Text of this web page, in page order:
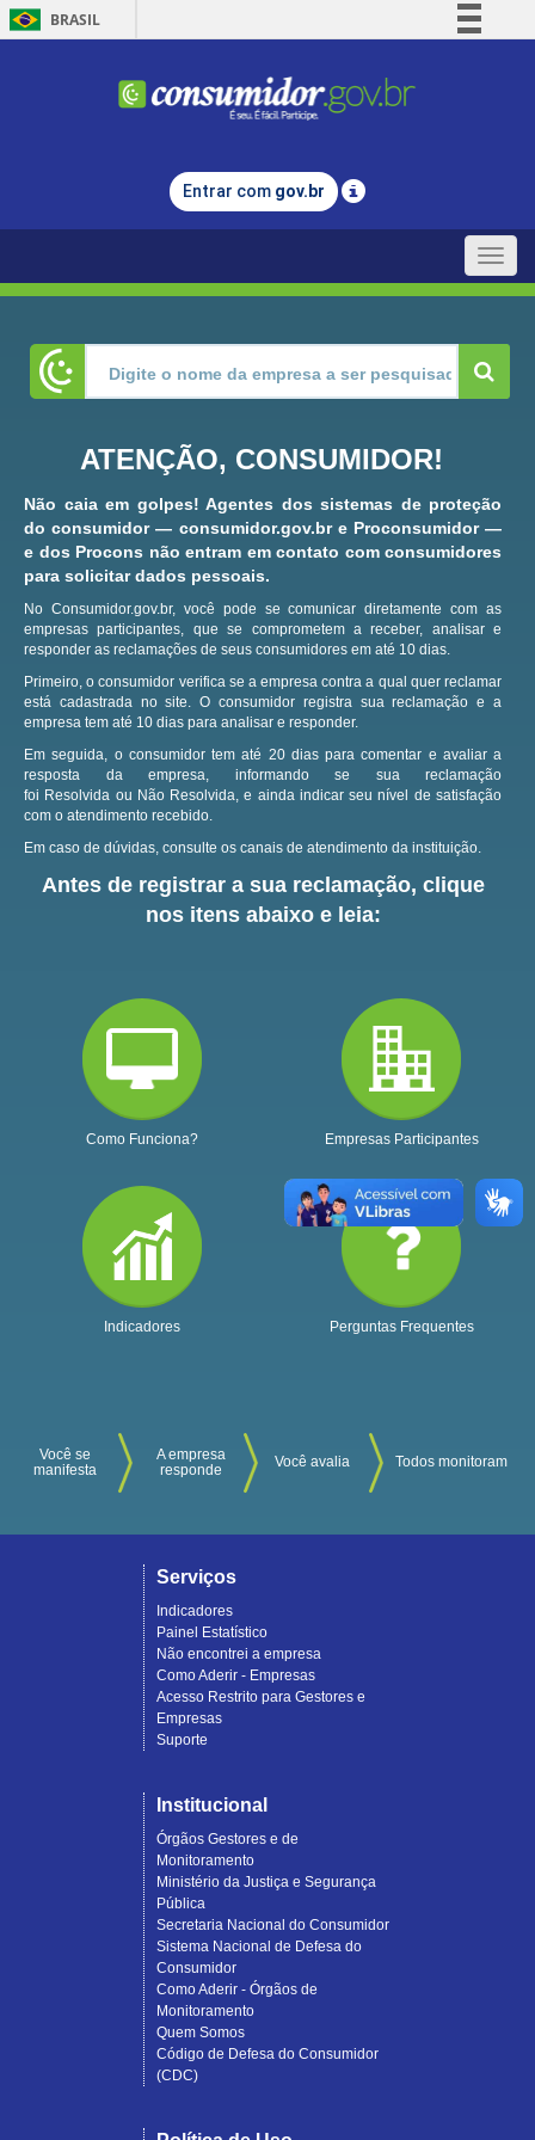
BRASIL
Comunica BR
Legislação
Entrar com gov.br
Toggle
ATENÇÃO, CONSUMIDOR!
Não caia em golpes! Agentes dos sistemas de proteção
do consumidor — consumidor.gov.br e Proconsumidor —
e dos Procons não entram em contato com consumidores
para solicitar dados pessoais.
No Consumidor.gov.br, você pode se comunicar diretamente com as
empresas participantes, que se comprometem a receber, analisar e
responder as reclamações de seus consumidores em até 10 dias.
Primeiro, o consumidor verifica se a empresa contra a qual quer reclamar
está cadastrada no site.O consumidor registra sua reclamação e a
empresa tem até 10 dias para analisar e responder.
Em seguida, o consumidor tem até 20 dias para comentar e avaliar a
resposta da empresa, informando se sua reclamação
foi Resolvida ou Não Resolvida, e ainda indicar seu nível de satisfação
com o atendimento recebido.
Em caso de dúvidas, consulte os canais de atendimento da instituição.
Antes de registrar a sua reclamação, clique
nos itens abaixo e leia:
Como Funciona? Empresas Participantes
Indicadores Perguntas Frequentes
Você se
manifesta
A empresa
responde
Você avalia Todos monitoram
Serviços
Indicadores
Painel Estatístico
Não encontrei a empresa
Como Aderir - Empresas
Acesso Restrito para Gestores e
Empresas
Suporte
Institucional
Órgãos Gestores e de
Monitoramento
Ministério da Justiça e Segurança
Pública
Secretaria Nacional do Consumidor
Sistema Nacional de Defesa do
Consumidor
Como Aderir - Órgãos de
Monitoramento
Quem Somos
Código de Defesa do Consumidor
(CDC)